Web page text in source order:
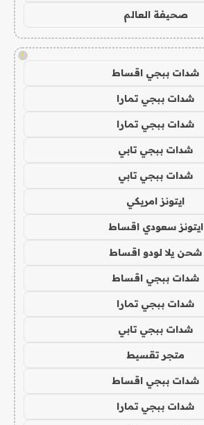
صحيفة العالم
!
شدات ببجي اقساط
شدات ببجي تمارا
شدات ببجي تمارا
شدات ببجي تابي
شدات ببجي تابي
ايتونز امريكي
ايتونز سعودي اقساط
شحن يلا لودو اقساط
شدات ببجي اقساط
شدات ببجي تمارا
شدات ببجي تابي
متجر تقسيط
شدات ببجي اقساط
شدات ببجي تمارا